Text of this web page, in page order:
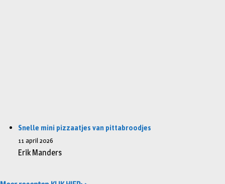
Snelle mini pizzaatjes van pittabroodjes
11 april 2026
Erik Manders